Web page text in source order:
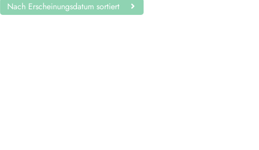
Nach Erscheinungsdatum sortiert